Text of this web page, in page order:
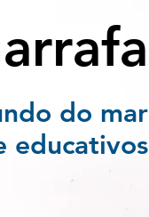
do mar
educativos